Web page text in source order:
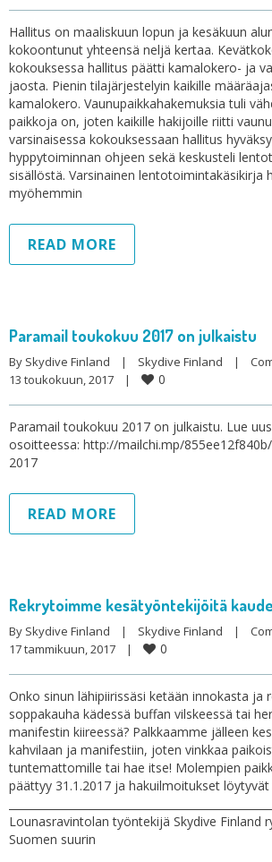
Hallitus on maaliskuun lopun ja kesäkuun
kokoontunut yhteensä neljä kertaa.
kokouksessa hallitus päätti kamalokero- ja
jaosta. Pienin tilajärjestelyin kaikille
kamalokero. Vaunupaikkahakemuksia tuli
paikkoja on, joten kaikille hakijoille riitti
varsinaisessa kokouksessaan hallitus
hyppytoiminnan ohjeen sekä keskusteli
sisällöstä. Varsinainen lentotoimintakäsikirja
myöhemmin
READ MORE
Paramail toukokuu 2017 on julkaistu
By Skydive Finland | Skydive Finland |
13 toukokuun, 2017
| 0
Paramail toukokuu 2017 on julkaistu. Lue
osoitteessa: http://mailchi.mp/
2017
READ MORE
Rekrytoimme kesätyöntekijöitä
By Skydive Finland | Skydive Finland |
17 tammikuun, 2017
| 0
Onko sinun lähipiirissäsi ketään innokasta ja
soppakauha kädessä buffan vilskeessä tai
manifestin kiireessä? Palkkaamme jälleen
kahvilaan ja manifestiin, joten vinkkaa
tuntemattomille tai hae itse! Molempien
päättyy 31.1.2017 ja hakuilmoitukset löytyvät
Lounasravintolan työntekijä Skydive Finland
Suomen suurin